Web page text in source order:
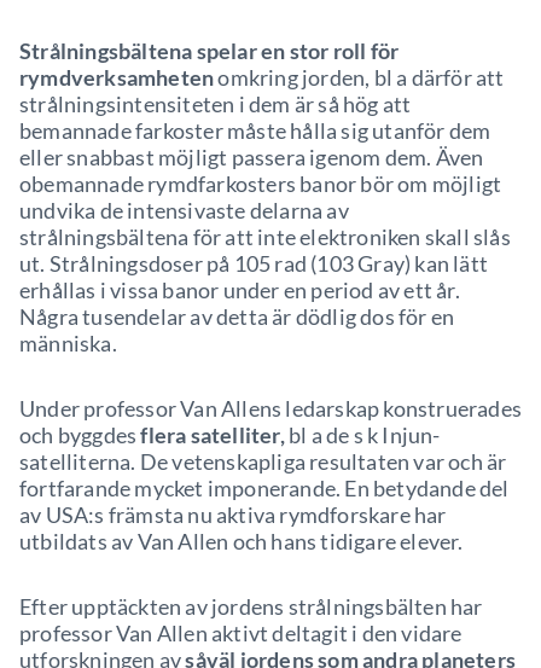
Strålningsbältena spelar en stor roll för
rymdverksamhetenomkring jorden, bl a därför att
strålningsintensiteten i dem är så hög att
bemannade farkoster måste hålla sig utanför dem
eller snabbast möjligt passera igenom dem. Även
obemannade rymdfarkosters banor bör om möjligt
undvika de intensivaste delarna av
strålningsbältena för att inte elektroniken skall slås
ut. Strålningsdoser på 105 rad (103 Gray) kan lätt
erhållas i vissa banor under en period av ett år.
Några tusendelar av detta är dödlig dos för en
människa.
Under professor Van Allens ledarskap konstruerades
och byggdesflera satelliter,bl a de s k Injun-
satelliterna. De vetenskapliga resultaten var och är
fortfarande mycket imponerande. En betydande del
av USA:s främsta nu aktiva rymdforskare har
utbildats av Van Allen och hans tidigare elever.
Efter upptäckten av jordens strålningsbälten har
professor Van Allen aktivt deltagit i den vidare
utforskningen avsåväl jordens som andra planeters